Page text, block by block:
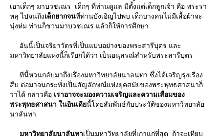
เอาเด็กๆ มาบวชเณร เด็กๆ ที่ท่านดูแล มีตั้งแต่เด็กลูกเจ้า คือ พระรา
หลุ ไปจนถึงเด็กยากจนที่ท่านบังเอิญไปพบ เด็กบางคนไม่มีเสื้อผ้าจะ
นุ่งห่ม ท่านก็ชวนมาบวชเณร แล้วก็ให้การศึกษา
อันนี้เป็นจริยาวัตรที่เป็นแบบอย่างของพระสารีบุตร และ
มหาวิทยาลัยแห่งนี้ก็เรียกได้ว่า เป็นอนุสรณ์สําหรับพระสารีบุตร
ทีนี้หวนกลับมาถึงเรึองมหาวิทยาลัยนาลนทา ซึ่งได้เจริญรุ่งเรือง
สืบ ต่อมาจนกระทั่งเป็นสัญลักษณ์แห่งยุคสมัยของพระพุทธศาสนาก็
ว่าได้ กล่าวคือ เราอาจจะมองความเจริญและความเสื่อมของ
พระพุทธศาสนา ในอินเดีนี้โดยสัมพันธ์กับประวัติของมหาวิทยาลั
นาลันทา
มหาวิทยาลัยนาลันทาเป็นมหาวิทยาลัยที่เก่าแก่ที่สุด ถ้าจะเทียบ